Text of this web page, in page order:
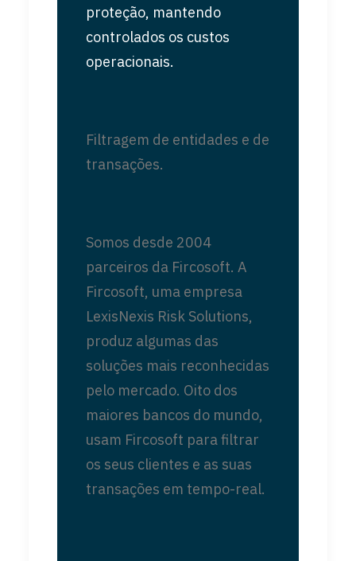
proteção, mantendo
controlados os custos
operacionais.
Filtragem de entidades e de
transações.
Somos desde 2004
parceiros da Fircosoft. A
Fircosoft, uma empresa
LexisNexis Risk Solutions,
produz algumas das
soluções mais reconhecidas
pelo mercado. Oito dos
maiores bancos do mundo,
usam Fircosoft para filtrar
os seus clientes e as suas
transações em tempo-real.